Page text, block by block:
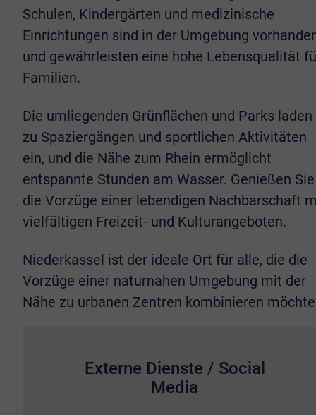
Schulen, Kindergärten und medizinische
Einrichtungen sind in der Umgebung
und gewährleisten eine hohe Lebensqualität
Familien.
Die umliegenden Grünflächen und Parks laden
zu Spaziergängen und sportlichen Aktivitäten
ein, und die Nähe zum Rhein ermöglicht
entspannte Stunden am Wasser. Genießen Sie
die Vorzüge einer lebendigen Nachbarschaft
vielfältigen Freizeit- und Kulturangeboten.
Niederkassel ist der ideale Ort für alle, die die
Vorzüge einer naturnahen Umgebung mit der
Nähe zu urbanen Zentren kombinieren
Externe Dienste / Social
Media